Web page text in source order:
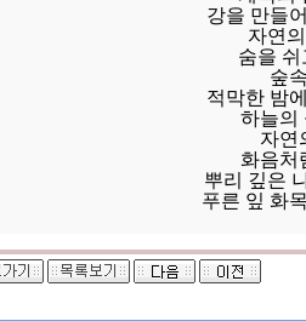
강을 만들
자연
숨을
숲
적막한 밤
하늘의
자연
화음처
뿌리 깊은
푸른 잎 화